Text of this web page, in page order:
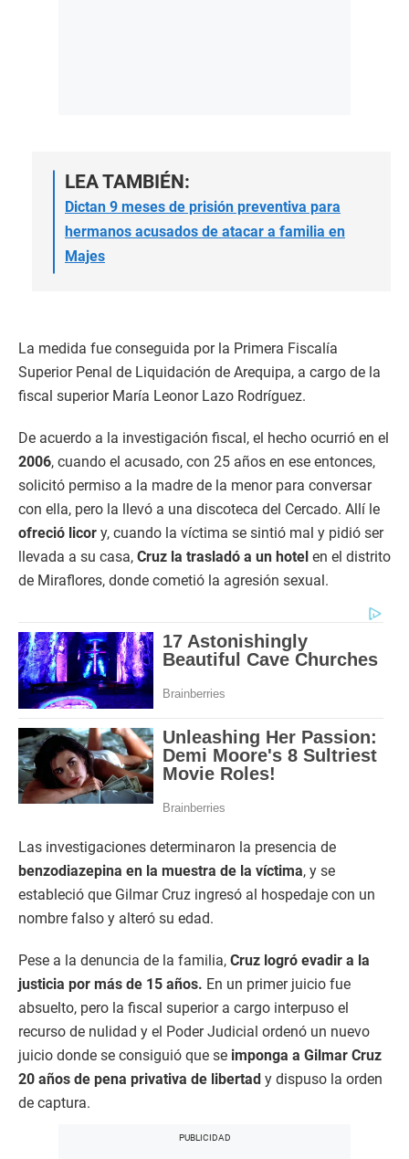
LEA TAMBIÉN:
Dictan 9 meses de prisión preventiva para
hermanos acusados de atacar a familia en
Majes
La medida fue conseguida por la Primera Fiscalía
Superior Penal de Liquidación de Arequipa, a cargo de la
fiscal superior María Leonor Lazo Rodríguez.
De acuerdo a la investigación fiscal, el hecho ocurrió en el
2006, cuando el acusado, con 25 años en ese entonces,
solicitó permiso a la madre de la menor para conversar
con ella, pero la llevó a una discoteca del Cercado. Allí le
ofreció licor y, cuando la víctima se sintió mal y pidió ser
llevada a su casa, Cruz la trasladó a un hotel en el distrito
de Miraflores, donde cometió la agresión sexual.
Las investigaciones determinaron la presencia de
benzodiazepina en la muestra de la víctima, y se
estableció que Gilmar Cruz ingresó al hospedaje con un
nombre falso y alteró su edad.
Pese a la denuncia de la familia, Cruz logró evadir a la
justicia por más de 15 años. En un primer juicio fue
absuelto, pero la fiscal superior a cargo interpuso el
recurso de nulidad y el Poder Judicial ordenó un nuevo
juicio donde se consiguió que se imponga a Gilmar Cruz
20 años de pena privativa de libertad y dispuso la orden
de captura.